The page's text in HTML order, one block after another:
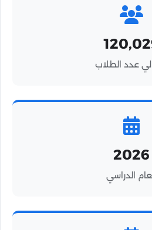
لحظية سريعة!
عدد الطلاب
2026
الدراسي